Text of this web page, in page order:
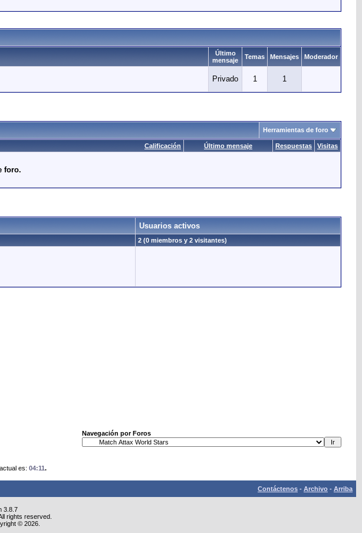
Último
mensaje
Temas Mensajes Moderador
Privado 1 1
Herramientas de foro
Calificación Último mensaje Respuestas Visitas
foro.
Usuarios activos
2 (0 miembros y 2 visitantes)
Navegación por Foros
es: 04:11.
Contáctenos - Archivo - Arriba
3.8.7
rights reserved.
© 2026.